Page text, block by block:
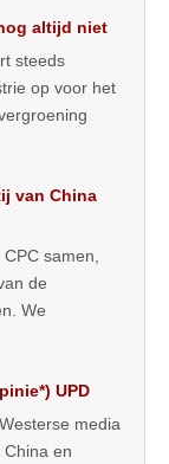
altijd niet
steeds
op voor het
van China
samen,
de
We
UPD
media
en